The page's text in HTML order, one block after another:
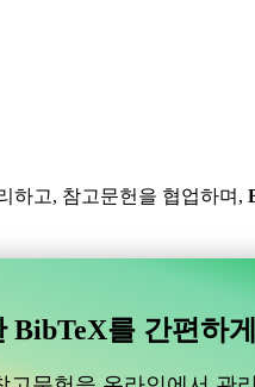
하고, 참고문헌을 협업하며,
요?
?”
가 완벽할 수 있습
BibTeX를 간편하